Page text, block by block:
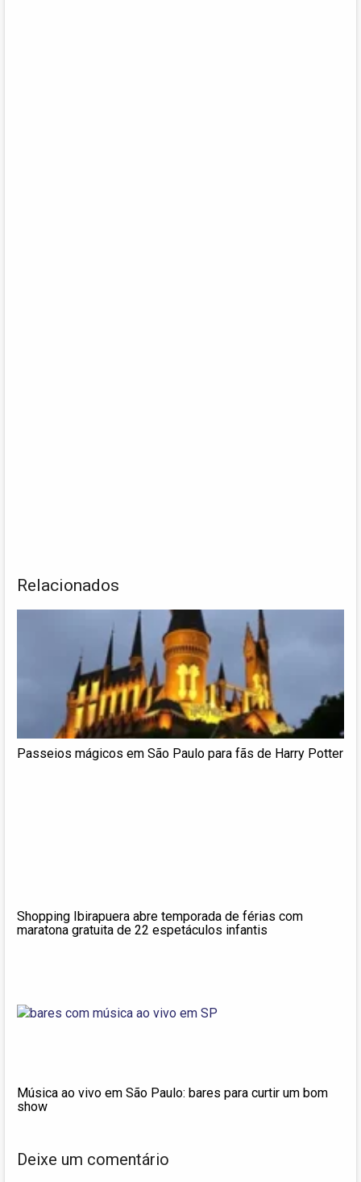
Relacionados
Passeios mágicos em São Paulo para fãs de Harry Potter
Shopping Ibirapuera abre temporada de férias com
maratona gratuita de 22 espetáculos infantis
Música ao vivo em São Paulo: bares para curtir um bom
show
Deixe um comentário